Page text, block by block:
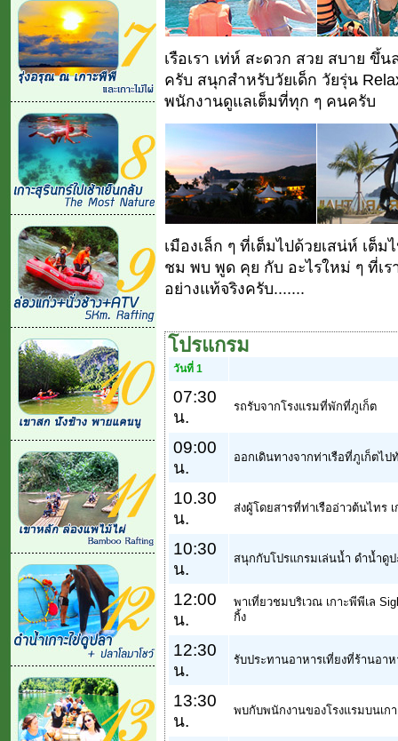
เรือเรา เท่ห์ สะดวก สวย สบาย ขึ้
ครับ สนุกสำหรับวัยเด็ก วัยรุ่น
พนักงานดูแลเต็มที่ทุก ๆ คนครับ
เมืองเล็ก ๆ ที่เต็มไปด้วยเสน่ห์ เต็
ชม พบ พูด คุย กับ อะไรใหม่ ๆ ที่เ
อย่างแท้จริงครับ.......
โปรแกรม
วันที่ 1
07:30
น.
รถรับจากโรงแรมที่พักที่ภูเก็ต
09:00
น.
ออกเดินทางจากท่าเรือที่ภูเก็ตไป
10.30
น.
ส่งผู้โดยสารที่ท่าเรืออ่าวต้นไทร
10:30
น.
สนุกกับโปรแกรมเล่นน้ำ ดำน้ำดู
12:00
น.
พาเที่ยวชมบริเวณ เกาะพีพีเล
กิ้ง
12:30
น.
รับประทานอาหารเที่ยงที่ร้านอา
13:30
น.
พบกับพนักงานของโรงแรมบนเก